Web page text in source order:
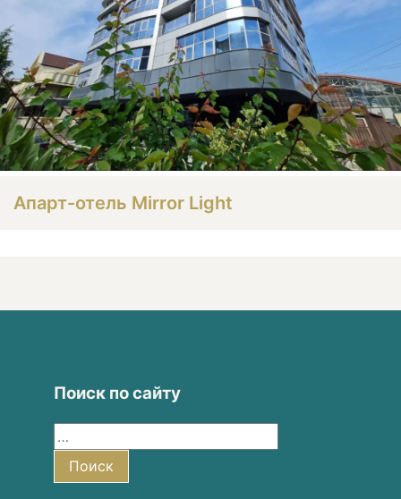
Апарт-отель Mirror Light
Поиск по сайту
Поиск